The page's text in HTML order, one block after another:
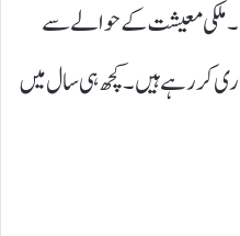
ملکی معیشت کے حوالے سے
کررہے ہیں۔ کچھ ہی سال میں